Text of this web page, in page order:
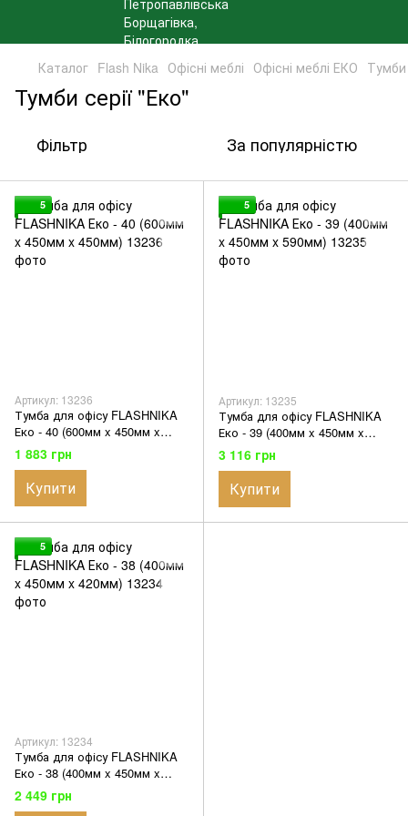
Каталог Flash Nika Офісні меблі Офісні меблі ЕКО Тумби
Тумби серії "Еко"
Фільтр За популярністю
5
Артикул: 13236
Тумба для офісу FLASHNIKA
Еко - 40 (600мм x 450мм x
450мм)
1 883 грн
Купити
5
Артикул: 13235
Тумба для офісу FLASHNIKA
Еко - 39 (400мм x 450мм x
590мм)
3 116 грн
Купити
5
Артикул: 13234
Тумба для офісу FLASHNIKA
Еко - 38 (400мм x 450мм x
420мм)
2 449 грн